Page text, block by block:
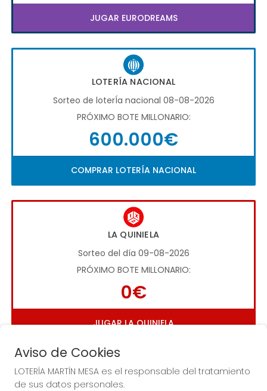
JUGAR EURODREAMS
LOTERÍA NACIONAL
Sorteo de loterÍa nacional 08-08-2026
PRÓXIMO BOTE MILLONARIO:
600.000€
COMPRAR LOTERÍA NACIONAL
LA QUINIELA
Sorteo del día 09-08-2026
PRÓXIMO BOTE MILLONARIO:
0€
JUGAR LA QUINIELA
Aviso de Cookies
LOTERÍA MARTÍN MESA es el responsable del tratamiento
de sus datos personales.